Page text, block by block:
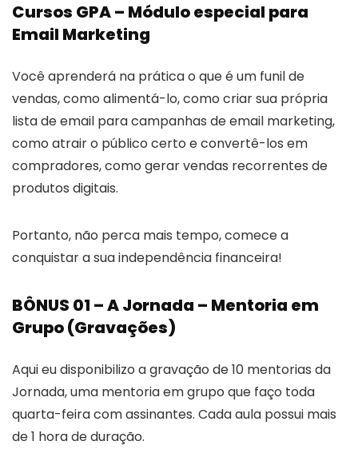
Cursos GPA – Módulo especial para
Email Marketing
Você aprenderá na prática o que é um funil de
vendas, como alimentá-lo, como criar sua própria
lista de email para campanhas de email marketing,
como atrair o público certo e convertê-los em
compradores, como gerar vendas recorrentes de
produtos digitais.
Portanto, não perca mais tempo, comece a
conquistar a sua independência financeira!
BÔNUS 01 – A Jornada – Mentoria em
Grupo (Gravações)
Aqui eu disponibilizo a gravação de 10 mentorias da
Jornada, uma mentoria em grupo que faço toda
quarta-feira com assinantes. Cada aula possui mais
de 1 hora de duração.